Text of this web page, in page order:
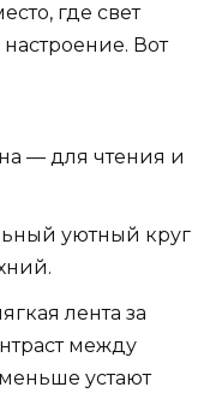
где свет
Вот
— для чтения и
уютный круг
лента за
между
устают